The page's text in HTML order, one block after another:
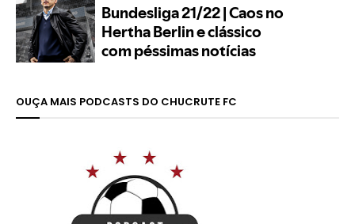
OUÇA MAIS PODCASTS DO CHUCRUTE FC